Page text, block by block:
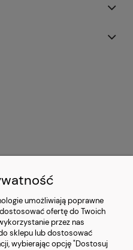
umożliwiają poprawne
ofertę do Twoich
przez nas
sklepu lub dostosować
wybierając opcję "Dostosuj